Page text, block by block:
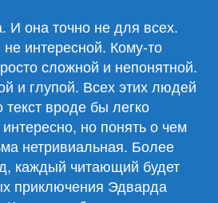
И она точно не для всех.
интересной. Кому-то
сложной и непонятной.
и глупой. Всех этих людей
вроде бы легко
но понять о чем
нетривиальная. Более
каждый читающий будет
приключения Эдварда